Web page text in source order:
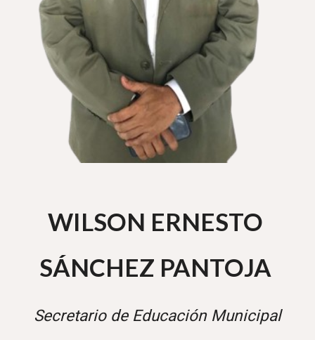
WILSON ERNESTO
SÁNCHEZ PANTOJA
Secretario de Educación Municipal